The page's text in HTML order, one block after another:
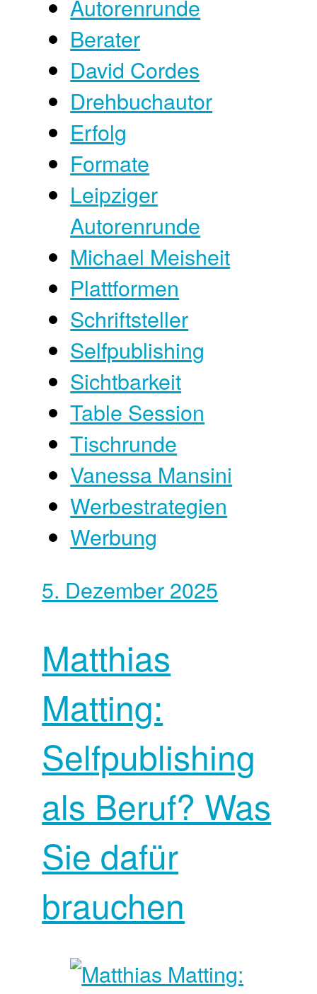
Autorenrunde
Berater
David Cordes
Drehbuchautor
Erfolg
Formate
Leipziger
Autorenrunde
Michael Meisheit
Plattformen
Schriftsteller
Selfpublishing
Sichtbarkeit
Table Session
Tischrunde
Vanessa Mansini
Werbestrategien
Werbung
5. Dezember 2025
Matthias
Matting:
Selfpublishing
als Beruf? Was
Sie dafür
brauchen